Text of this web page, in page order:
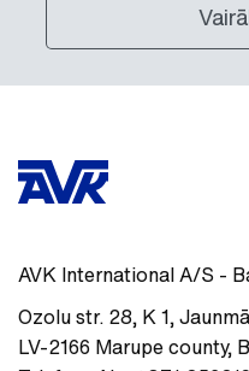
AVK International A/S -
Ozolu str. 28, K 1,
LV-2166 Marupe county,